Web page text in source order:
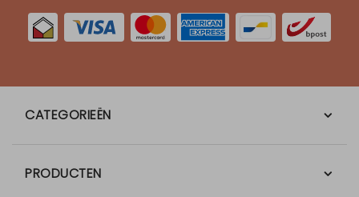
CATEGORIEËN
PRODUCTEN